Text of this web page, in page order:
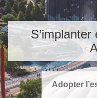
Adopter